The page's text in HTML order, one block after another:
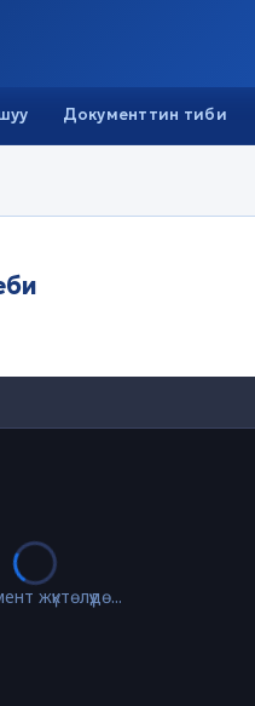
Документтин тиби
жүктөлүүдө...